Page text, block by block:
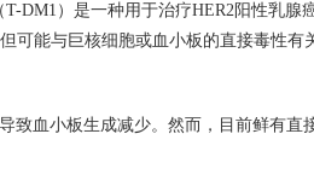
DM1）是一种用于治疗HER2阳性乳腺
可能与巨核细胞或血小板的直接毒性有
致血小板生成减少。然而，目前鲜有直